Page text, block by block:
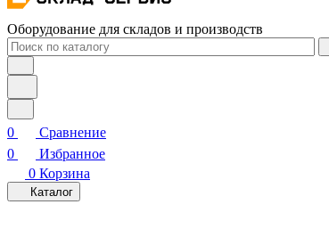
Оборудование для складов и производств
0
Сравнение
0
Избранное
0 Корзина
Каталог